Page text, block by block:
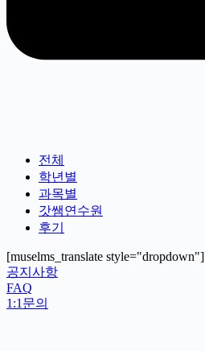
전체
학년별
과목별
갓쌤연수원
후기
[muselms_translate style="dropdown"]
공지사항
FAQ
1:1문의